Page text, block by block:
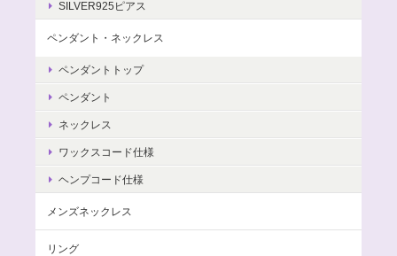
SILVER925ピアス
ペンダント・ネックレス
ペンダントトップ
ペンダント
ネックレス
ワックスコード仕様
ヘンプコード仕様
メンズネックレス
リング